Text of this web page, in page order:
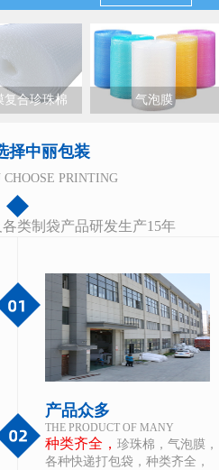
复合珍珠棉 气泡膜
择中丽包装
PRINTING
类制袋产品研发生产15年
产品众多
THE PRODUCT OF MANY
种类齐全， 珍珠棉，气泡膜，
各种快递打包袋，种类齐全，